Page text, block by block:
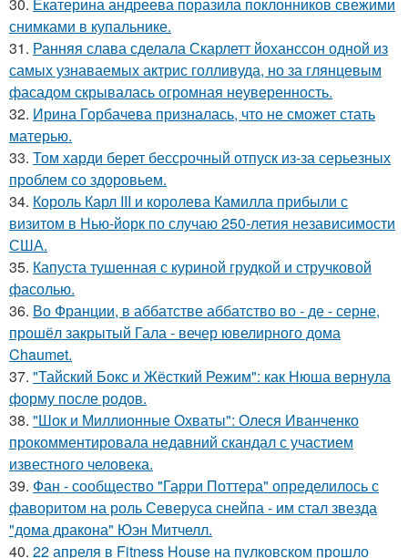
30. Екатерина андреева поразила поклонников свежими
снимками в купальнике.
31. Ранняя слава сделала Скарлетт йоханссон одной из
самых узнаваемых актрис голливуда, но за глянцевым
фасадом скрывалась огромная неуверенность.
32. Ирина Горбачева призналась, что не сможет стать
матерью.
33. Том харди берет бессрочный отпуск из-за серьезных
проблем со здоровьем.
34. Король Карл III и королева Камилла прибыли с
визитом в Нью-йорк по случаю 250-летия независимости
США.
35. Капуста тушенная с куриной грудкой и стручковой
фасолью.
36. Во Франции, в аббатстве аббатство во - де - серне,
прошёл закрытый Гала - вечер ювелирного дома
Chaumet.
37. "Тайский Бокс и Жёсткий Режим": как Нюша вернула
форму после родов.
38. "Шок и Миллионные Охваты": Олеся Иванченко
прокомментировала недавний скандал с участием
известного человека.
39. Фан - сообщество "Гарри Поттера" определилось с
фаворитом на роль Северуса снейпа - им стал звезда
"дома дракона" Юэн Митчелл.
40. 22 апреля в Fitness House на пулковском прошло